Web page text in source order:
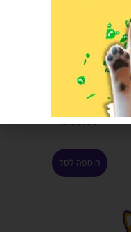
שרשרת הליכה מספר 3
הרוויחו 1.75 נקודות ⭐
₪35.00
הוספה לסל